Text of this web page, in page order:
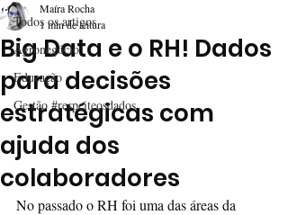
Todos os artigos
Agronegócio
Educação
Gestão #respeiteosdados
Big Data e o RH! Dados
para decisões
estratégicas com
ajuda dos
colaboradores
Maíra Rocha
1 min de leitura
No passado o RH foi uma das áreas da